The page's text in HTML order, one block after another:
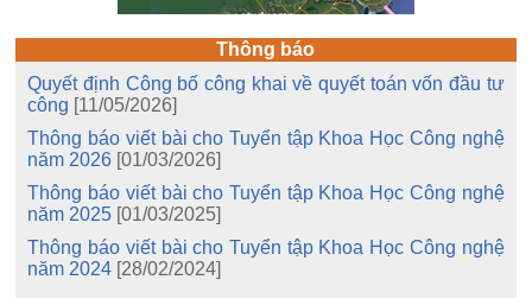
Thông báo
Quyết định Công bố công khai về quyết toán vốn đầu tư
công [11/05/2026]
Thông báo viết bài cho Tuyển tập Khoa Học Công nghệ
năm 2026 [01/03/2026]
Thông báo viết bài cho Tuyển tập Khoa Học Công nghệ
năm 2025 [01/03/2025]
Thông báo viết bài cho Tuyển tập Khoa Học Công nghệ
năm 2024 [28/02/2024]